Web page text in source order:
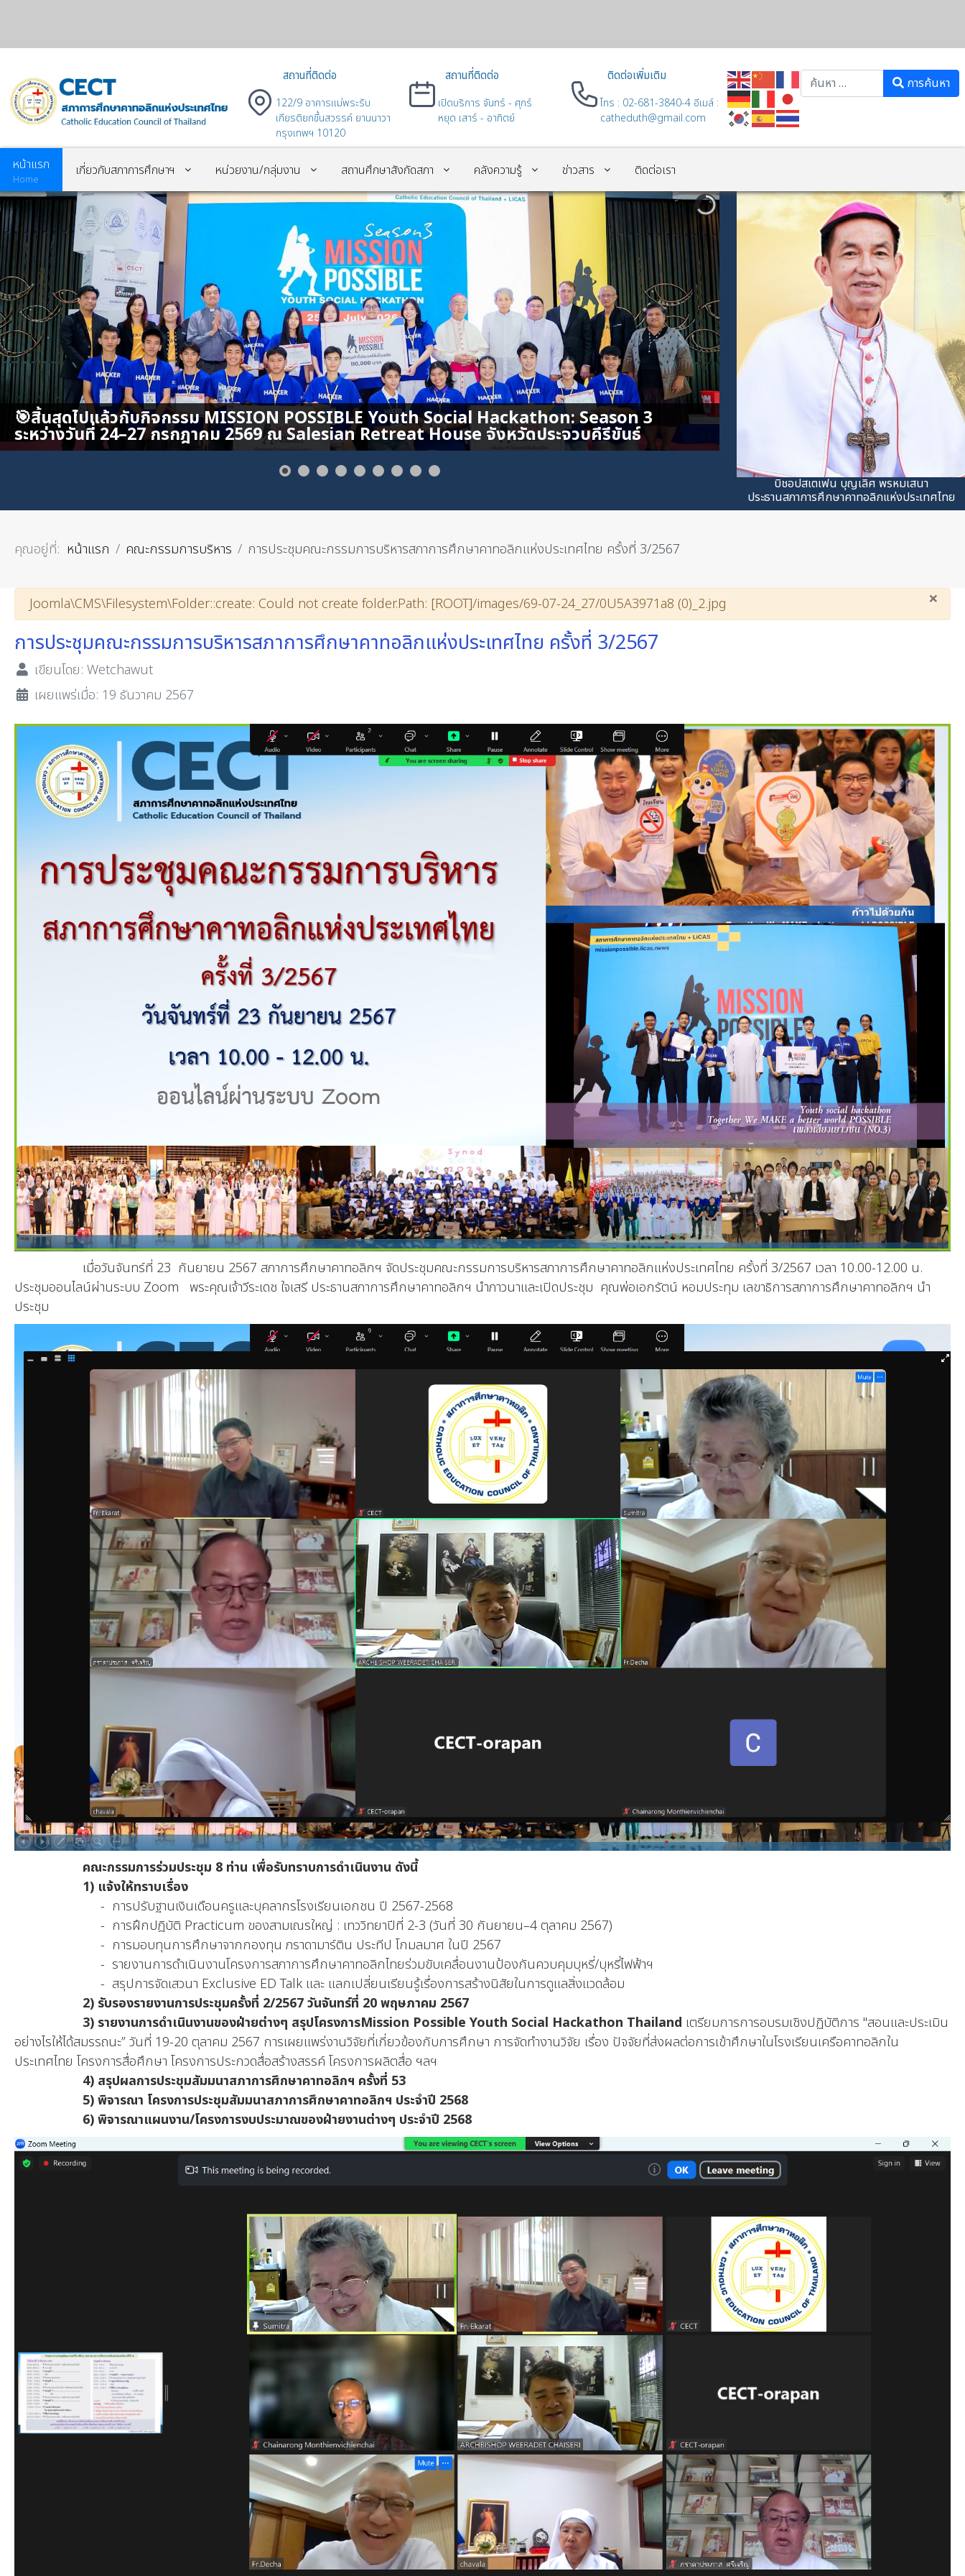
สถานที่ติดต่อ
122/9 อาคารแม่พระรับ
เกียรติยกขึ้นสวรรค์ ยานนาวา
กรุงเทพฯ 10120
สถานที่ติดต่อ
เปิดบริการ จันทร์ - ศุกร์
หยุด เสาร์ - อาทิตย์
ติดต่อเพิ่มเติม
โทร : 02-681-3840-4 อีเมล์ :
catheduth@gmail.com
Searchการค้นหา
หน้าแรก
Home
เกี่ยวกับสภาการศึกษาฯ หน่วยงาน/กลุ่มงาน สถานศึกษาสังกัดสภา คลังความรู้ ข่าวสาร ติดต่อเรา
บิชอปสเตเฟน บุญเลิศ พรหมเสนา
ประธานสภาการศึกษาคาทอลิกแห่งประเทศไทย
คุณอยู่ที่: หน้าแรก คณะกรรมการบริหาร การประชุมคณะกรรมการบริหารสภาการศึกษาคาทอลิกแห่งประเทศไทย ครั้งที่ 3/2567
×
คำเตือน
Joomla\CMS\Filesystem\Folder::create: Could not create folder.Path: [ROOT]/images/69-07-24_27/0U5A3971a8 (0)_2.jpg
การประชุมคณะกรรมการบริหารสภาการศึกษาคาทอลิกแห่งประเทศไทย ครั้งที่ 3/2567
เขียนโดย: Wetchawut
เผยแพร่เมื่อ: 19 ธันวาคม 2567
เมื่อวันจันทร์ที่ 23 กันยายน 2567 สภาการศึกษาคาทอลิกฯ จัดประชุมคณะกรรมการบริหารสภาการศึกษาคาทอลิกแห่งประเทศไทย ครั้งที่ 3/2567 เวลา 10.00-12.00 น.
ประชุมออนไลน์ผ่านระบบ Zoom พระคุณเจ้าวีระเดช ใจเสรี ประธานสภาการศึกษาคาทอลิกฯ นำภาวนาและเปิดประชุม คุณพ่อเอกรัตน์ หอมประทุม เลขาธิการสภาการศึกษาคาทอลิกฯ นำ
ประชุม
คณะกรรมการร่วมประชุม 8 ท่าน เพื่อรับทราบการดำเนินงาน ดังนี้
1) แจ้งให้ทราบเรื่อง
- การปรับฐานเงินเดือนครูและบุคลากรโรงเรียนเอกชน ปี 2567-2568
- การฝึกปฎิบัติ Practicum ของสามเณรใหญ่ : เทววิทยาปีที่ 2-3 (วันที่ 30 กันยายน–4 ตุลาคม 2567)
- การมอบทุนการศึกษาจากกองทุน ภราดามาร์ติน ประทีป โกมลมาศ ในปี 2567
- รายงานการดำเนินงานโครงการสภาการศึกษาคาทอลิกไทยร่วมขับเคลื่อนงานป้องกันควบคุมบุหรี่/บุหรี่ไฟฟ้าฯ
- สรุปการจัดเสวนา Exclusive ED Talk และ แลกเปลี่ยนเรียนรู้เรื่องการสร้างนิสัยในการดูแลสิ่งแวดล้อม
2) รับรองรายงานการประชุมครั้งที่ 2/2567 วันจันทร์ที่ 20 พฤษภาคม 2567
3) รายงานการดำเนินงานของฝ่ายต่างๆ สรุปโครงการMission Possible Youth Social Hackathon Thailand เตรียมการการอบรมเชิงปฏิบัติการ "สอนและประเมิน
อย่างไรให้ได้สมรรถนะ” วันที่ 19-20 ตุลาคม 2567 การเผยแพร่งานวิจัยที่เกี่ยวข้องกับการศึกษา การจัดทำงานวิจัย เรื่อง ปัจจัยที่ส่งผลต่อการเข้าศึกษาในโรงเรียนเครือคาทอลิกใน
ประเทศไทย โครงการสื่อศึกษา โครงการประกวดสื่อสร้างสรรค์ โครงการผลิตสื่อ ฯลฯ
4) สรุปผลการประชุมสัมมนาสภาการศึกษาคาทอลิกฯ ครั้งที่ 53
5) พิจารณา โครงการประชุมสัมมนาสภาการศึกษาคาทอลิกฯ ประจำปี 2568
6) พิจารณาแผนงาน/โครงการงบประมาณของฝ่ายงานต่างๆ ประจำปี 2568